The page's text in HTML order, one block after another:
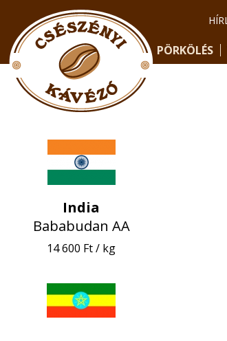
PÖRKÖLÉS
India
Bababudan AA
14 600 Ft / kg